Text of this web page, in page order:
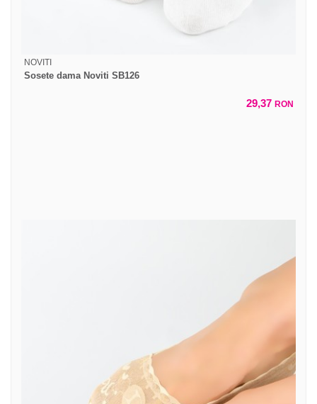
NOVITI
Sosete dama Noviti SB126
29,37 RON